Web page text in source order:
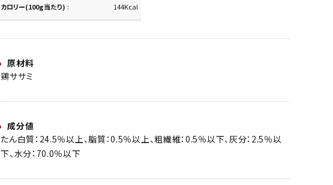
カロリー(100g当たり) 144Kcal
原材料
鶏ササミ
成分値
たん白質：24.5％以上、脂質：0.5％以上、粗繊維：0.5％以下、灰分：2.5％以
下、水分：70.0％以下